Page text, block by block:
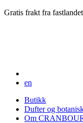
Gratis frakt fra
en
Butikk
Dufter og
Om